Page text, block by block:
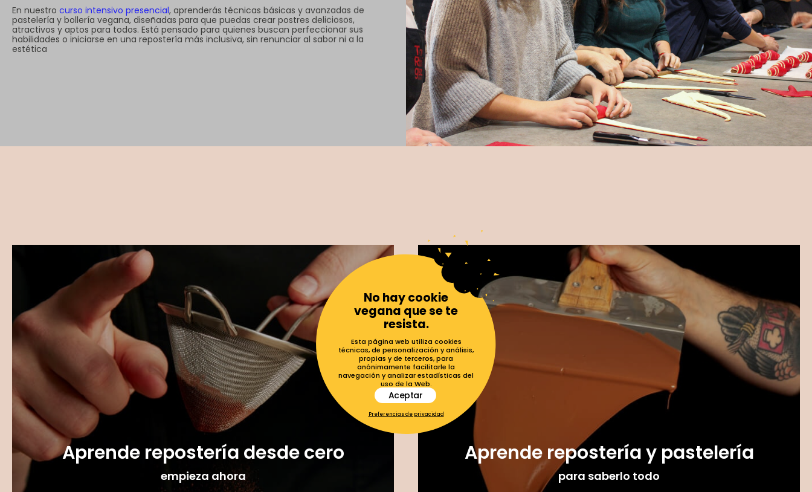
pastelería y bollería vegana, diseñadas para que puedas crear postres deliciosos,
atractivos y aptos para todos. Está pensado para quienes buscan perfeccionar sus
habilidades o iniciarse en una repostería más inclusiva, sin renunciar al sabor ni a la
estética
Aprende repostería desde cero
empieza ahora
Aprende repostería y pastelería
para saberlo todo
No hay cookie
vegana que se te
resista.
Esta página web utiliza cookies
técnicas, de personalización y análisis,
propias y de terceros, para
anónimamente facilitarle la
navegación y analizar estadísticas del
uso de la Web.
Preferencias de privacidad
Aceptar